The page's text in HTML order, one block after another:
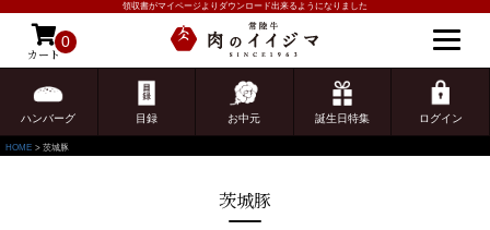
領収書がマイページよりダウンロード出来るようになりました
カート
0
ハンバーグ 目録 お中元 誕生日特集 ログイン
ゲスト 様こんにちは
ログイン
HOME 茨城豚
茨城豚